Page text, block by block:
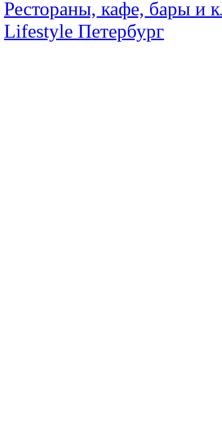
Рестораны, кафе, бары и
Lifestyle Петербург